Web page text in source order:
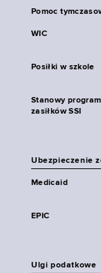
Pomoc
WIC
Posiłki w szkole
Stanowy program
zasiłków SSI
Ubezpieczenie
Medicaid
EPIC
Ulgi podatkowe